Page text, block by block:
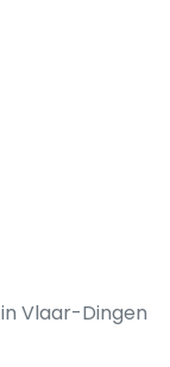
Vlaar-Dingen